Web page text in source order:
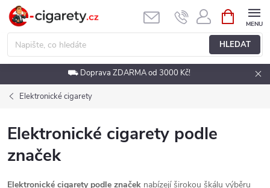
Přejít
obsah
HLEDAT
NÁKUPNÍ
KOŠÍK
⛟ Doprava ZDARMA od 3000 Kč!
Elektronické cigarety
Elektronické cigarety podle
značek
Elektronické cigarety podle značek nabízejí širokou škálu výběru